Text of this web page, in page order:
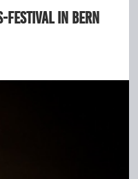
Festival in Bern